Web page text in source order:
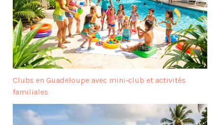
Clubs en Guadeloupe avec mini‑club et activités
familiales